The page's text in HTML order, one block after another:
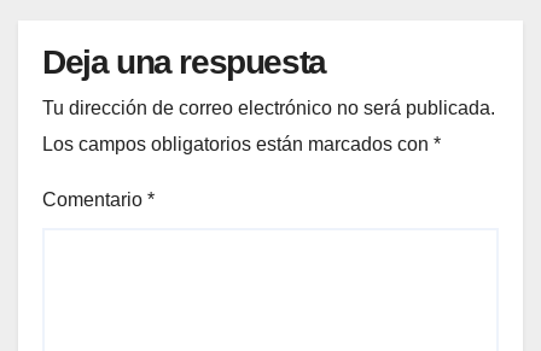
Deja una respuesta
Tu dirección de correo electrónico no será publicada.
Los campos obligatorios están marcados con *
Comentario *